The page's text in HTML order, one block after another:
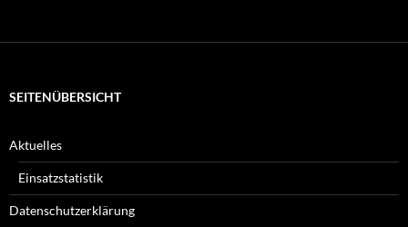
SEITENÜBERSICHT
Aktuelles
Einsatzstatistik
Datenschutzerklärung